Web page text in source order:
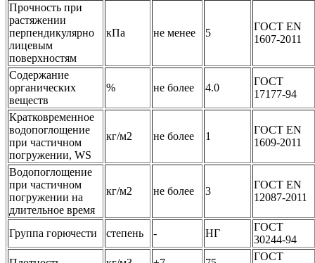
Прочность при
растяжении
перпендикулярно
лицевым
поверхностям
кПа не менее 5
ГОСТ EN
1607-2011
Содержание
органических
веществ
% не более 4.0
ГОСТ
17177-94
Кратковременное
водопоглощение
при частичном
погружении, WS
кг/м2 не более 1
ГОСТ EN
1609-2011
Водопоглощение
при частичном
погружении на
длительное время
кг/м2 не более 3
ГОСТ EN
12087-2011
Группа горючести степень - НГ
ГОСТ
30244-94
ГОСТ